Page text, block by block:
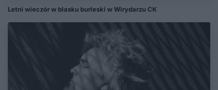
Letni wieczór w blasku burleski w Wirydarzu CK